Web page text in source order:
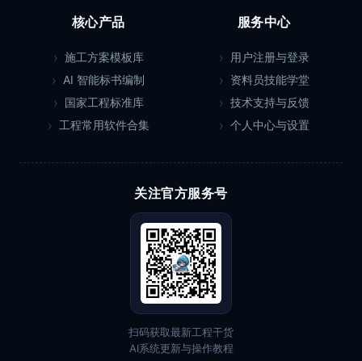
核心产品
施工方案模板库
AI 智能标书编制
国家工程标准库
工程常用软件合集
服务中心
用户注册与登录
资料员技能学堂
技术支持与反馈
个人中心与设置
关注官方服务号
扫码获取最新工程干货
AI系统更新与操作教程